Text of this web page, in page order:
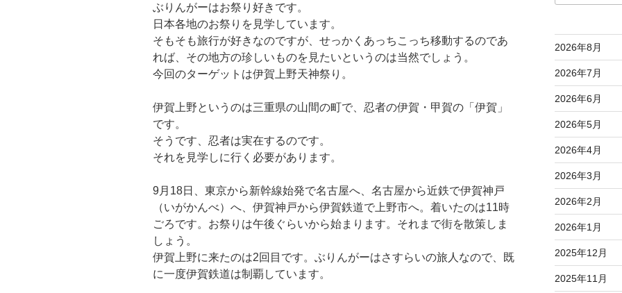
ぶりんがーはお祭り好きです。
日本各地のお祭りを見学しています。
そもそも旅行が好きなのですが、せっかくあっちこっち移動するのであ
れば、その地方の珍しいものを見たいというのは当然でしょう。
今回のターゲットは伊賀上野天神祭り。
伊賀上野というのは三重県の山間の町で、忍者の伊賀・甲賀の「伊賀」
です。
そうです、忍者は実在するのです。
それを見学しに行く必要があります。
9月18日、東京から新幹線始発で名古屋へ、名古屋から近鉄で伊賀神戸
（いがかんべ）へ、伊賀神戸から伊賀鉄道で上野市へ。着いたのは11時
ごろです。お祭りは午後ぐらいから始まります。それまで街を散策しま
しょう。
伊賀上野に来たのは2回目です。ぶりんがーはさすらいの旅人なので、既
に一度伊賀鉄道は制覇しています。
2026年8月
2026年7月
2026年6月
2026年5月
2026年4月
2026年3月
2026年2月
2026年1月
2025年12月
2025年11月